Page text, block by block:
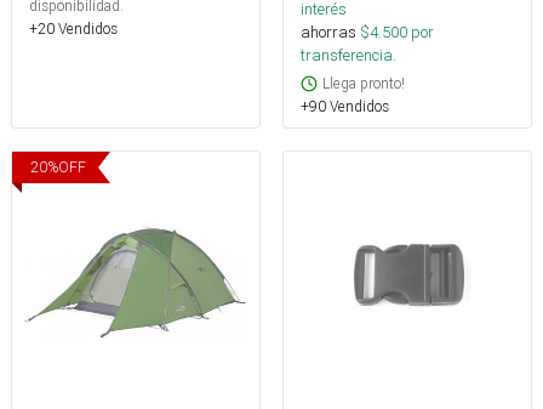
disponibilidad.
+20 Vendidos
interés
ahorras $4.500 por
transferencia.
Llega pronto!
+90 Vendidos
20%OFF